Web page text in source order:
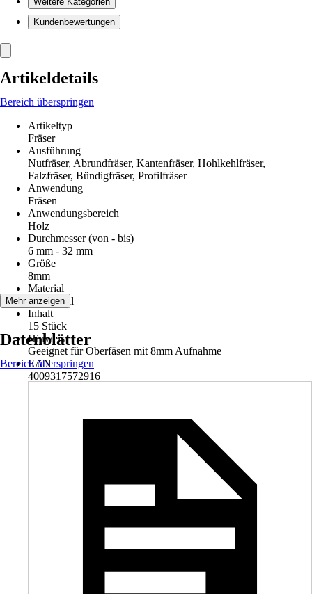
Kundenbewertungen
Artikeldetails
Bereich überspringen
Artikeltyp
Fräser
Ausführung
Nutfräser, Abrundfräser, Kantenfräser, Hohlkehlfräser,
Falzfräser, Bündigfräser, Profilfräser
Anwendung
Fräsen
Anwendungsbereich
Holz
Durchmesser (von - bis)
6 mm - 32 mm
Größe
8mm
Material
Hartmetall
Inhalt
15 Stück
Hinweis
Geeignet für Oberfäsen mit 8mm Aufnahme
EAN
4009317572916
Mehr anzeigen
Datenblätter
Bereich überspringen